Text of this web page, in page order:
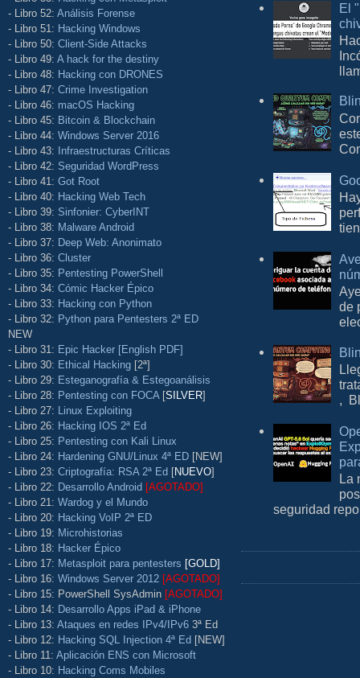
- Libro 52: Análisis Forense
- Libro 51: Hacking Windows
- Libro 50: Client-Side Attacks
- Libro 49: A hack for the destiny
- Libro 48: Hacking con DRONES
- Libro 47: Crime Investigation
- Libro 46: macOS Hacking
- Libro 45: Bitcoin & Blockchain
- Libro 44: Windows Server 2016
- Libro 43: Infraestructuras Críticas
- Libro 42: Seguridad WordPress
- Libro 41: Got Root
- Libro 40: Hacking Web Tech
- Libro 39: Sinfonier: CyberINT
- Libro 38: Malware Android
- Libro 37: Deep Web: Anonimato
- Libro 36: Cluster
- Libro 35: Pentesting PowerShell
- Libro 34: Cómic Hacker Épico
- Libro 33: Hacking con Python
- Libro 32: Python para Pentesters 2ª ED
NEW
- Libro 31: Epic Hacker [English PDF]
- Libro 30: Ethical Hacking [2ª]
- Libro 29: Esteganografía & Estegoanálisis
- Libro 28: Pentesting con FOCA [SILVER]
- Libro 27: Linux Exploiting
- Libro 26: Hacking IOS 2ª Ed
- Libro 25: Pentesting con Kali Linux
- Libro 24: Hardening GNU/Linux 4ª ED [NEW]
- Libro 23: Criptografía: RSA 2ª Ed [NUEVO]
- Libro 22: Desarrollo Android [AGOTADO]
- Libro 21: Wardog y el Mundo
- Libro 20: Hacking VoIP 2ª ED
- Libro 19: Microhistorias
- Libro 18: Hacker Épico
- Libro 17: Metasploit para pentesters [GOLD]
- Libro 16: Windows Server 2012 [AGOTADO]
- Libro 15: PowerShell SysAdmin [AGOTADO]
- Libro 14: Desarrollo Apps iPad & iPhone
- Libro 13: Ataques en redes IPv4/IPv6 3ª Ed
- Libro 12: Hacking SQL Injection 4ª Ed [NEW]
- Libro 11: Aplicación ENS con Microsoft
- Libro 10: Hacking Coms Mobiles
El
de
,
La
seguridad